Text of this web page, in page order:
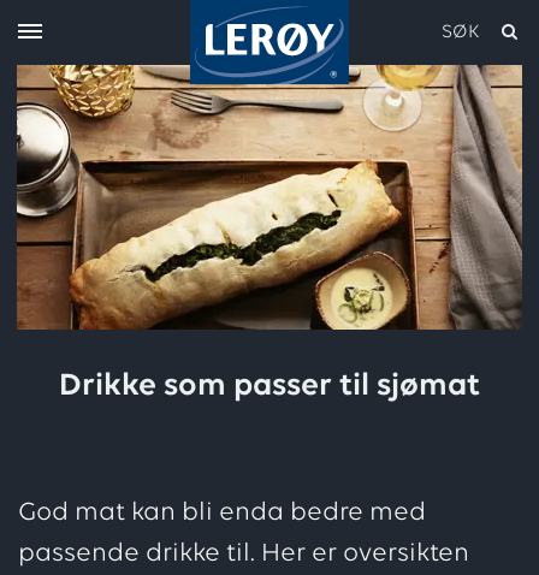
SØK
Drikke som passer til sjømat
God mat kan bli enda bedre med
passende drikke til. Her er oversikten